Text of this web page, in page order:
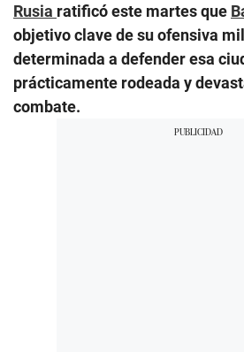
Rusia ratificó este martes que
objetivo clave de su ofensiva
determinada a defender esa
prácticamente rodeada y
combate.